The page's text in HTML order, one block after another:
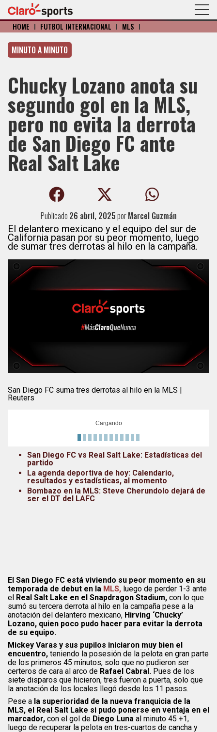
HOME I FÚTBOL INTERNACIONAL I MLS I
MINUTO A MINUTO
Chucky Lozano anota su
segundo gol en la MLS,
pero no evita la derrota
de San Diego FC ante
Real Salt Lake
Publicado 26 abril, 2025porMarcel Guzmán
El delantero mexicano y el equipo del sur de
California pasan por su peor momento, luego
de sumar tres derrotas al hilo en la campaña.
San Diego FC suma tres derrotas al hilo en la MLS |
Reuters
Cargando
San Diego FC vs Real Salt Lake: Estadísticas del
partido
La agenda deportiva de hoy: Calendario,
resultados y estadísticas, al momento
Bombazo en la MLS: Steve Cherundolo dejará de
ser el DT del LAFC
El San Diego FC está viviendo su peor momento en su
temporada de debut en la MLS, luego de perder 1-3 ante
el Real Salt Lake en el Snapdragon Stadium, con lo que
sumó su tercera derrota al hilo en la campaña pese a la
anotación del delantero mexicano, Hirving ‘Chucky’
Lozano, quien poco pudo hacer para evitar la derrota
de su equipo.
Mickey Varas y sus pupilos iniciaron muy bien el
encuentro, teniendo la posesión de la pelota en gran parte
de los primeros 45 minutos, solo que no pudieron ser
certeros de cara al arco de Rafael Cabral. Pues de los
siete disparos que hicieron, tres fueron a puerta, solo que
la anotación de los locales llegó desde los 11 pasos.
Pese a la superioridad de la nueva franquicia de la
MLS, el Real Salt Lake si pudo ponerse en ventaja en el
marcador, con el gol de Diego Luna al minuto 45 +1,
luego de recuperar la pelota en tres-cuartos de cancha y